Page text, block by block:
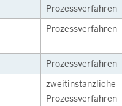
Prozessverfahren
Prozessverfahren
Prozessverfahren
zweitinstanzliche
Prozessverfahren